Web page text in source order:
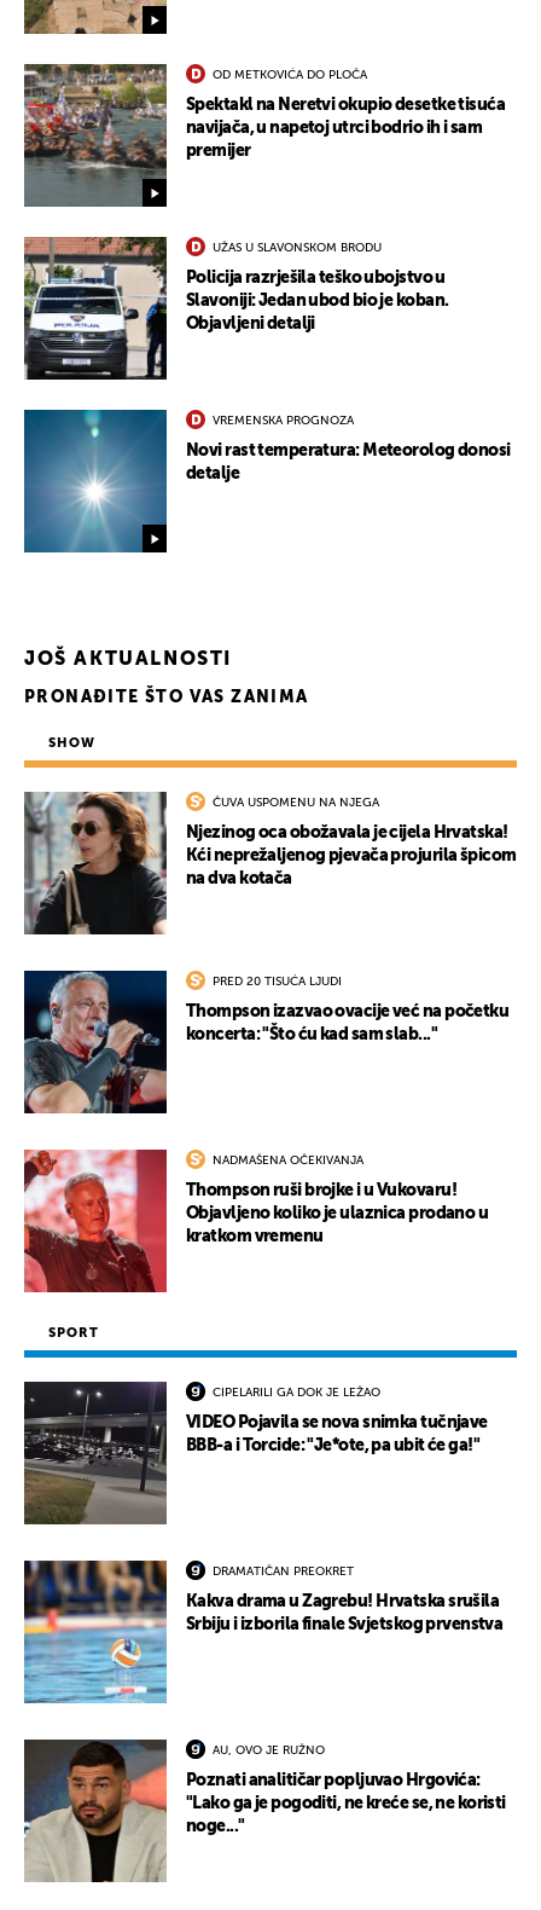
OD METKOVIĆA DO PLOČA
Spektakl na Neretvi okupio desetke tisuća
navijača, u napetoj utrci bodrio ih i sam
premijer
UŽAS U SLAVONSKOM BRODU
Policija razrješila teško ubojstvo u
Slavoniji: Jedan ubod bio je koban.
Objavljeni detalji
VREMENSKA PROGNOZA
Novi rast temperatura: Meteorolog donosi
detalje
JOŠ AKTUALNOSTI
PRONAĐITE ŠTO VAS ZANIMA
SHOW
ČUVA USPOMENU NA NJEGA
Njezinog oca obožavala je cijela Hrvatska!
Kći neprežaljenog pjevača projurila špicom
na dva kotača
PRED 20 TISUĆA LJUDI
Thompson izazvao ovacije već na početku
koncerta: "Što ću kad sam slab..."
NADMAŠENA OČEKIVANJA
Thompson ruši brojke i u Vukovaru!
Objavljeno koliko je ulaznica prodano u
kratkom vremenu
SPORT
CIPELARILI GA DOK JE LEŽAO
VIDEO Pojavila se nova snimka tučnjave
BBB-a i Torcide: "Je*ote, pa ubit će ga!"
DRAMATIČAN PREOKRET
Kakva drama u Zagrebu! Hrvatska srušila
Srbiju i izborila finale Svjetskog prvenstva
AU, OVO JE RUŽNO
Poznati analitičar popljuvao Hrgovića:
"Lako ga je pogoditi, ne kreće se, ne koristi
noge..."
UKLJUČITE NOTIFIKACIJE